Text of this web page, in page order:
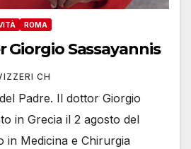
ROMA
Giorgio Sassayannis
CH
Padre. Il dottor Giorgio
in Grecia il 2 agosto del
in Medicina e Chirurgia